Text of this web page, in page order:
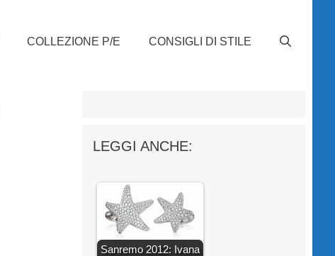
COLLEZIONE P/E CONSIGLI DI STILE
LEGGI ANCHE:
Sanremo 2012: Ivana